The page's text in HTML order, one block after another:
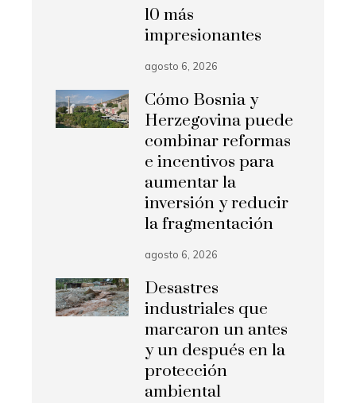
10 más
impresionantes
agosto 6, 2026
Cómo Bosnia y
Herzegovina puede
combinar reformas
e incentivos para
aumentar la
inversión y reducir
la fragmentación
agosto 6, 2026
Desastres
industriales que
marcaron un antes
y un después en la
protección
ambiental